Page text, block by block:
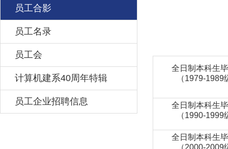
员工合影
员工名录
员工会
计算机建系40周年特辑
员工企业招聘信息
全日制本科生
（1979-1989
全日制本科生
（1990-1999
全日制本科生
（2000-2009